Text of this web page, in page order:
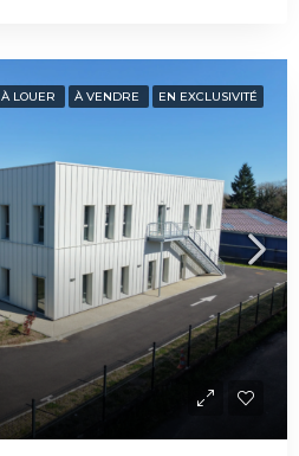
À LOUER À VENDRE EN EXCLUSIVITÉ